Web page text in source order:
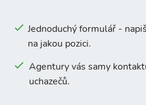
Jednoduchý formulář -
na jakou pozici.
Agentury vás samy
uchazečů.